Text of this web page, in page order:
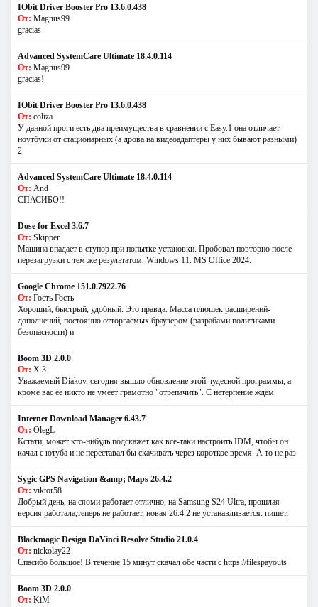
IObit Driver Booster Pro 13.6.0.438
От: Magnus99
gracias
Advanced SystemCare Ultimate 18.4.0.114
От: Magnus99
gracias!
IObit Driver Booster Pro 13.6.0.438
От: coliza
У данной проги есть два преимущества в сравнении с Easy.1 она отличает
ноутбуки от стационарных (а дрова на видеоадаптеры у них бывают разными)
2
Advanced SystemCare Ultimate 18.4.0.114
От: And
СПАСИБО!!
Dose for Excel 3.6.7
От: Skipper
Машина впадает в ступор при попытке установки. Пробовал повторно после
перезагрузки с тем же результатом. Windows 11. MS Offiсe 2024.
Google Chrome 151.0.7922.76
От: Гость Гость
Хороший, быстрый, удобный. Это правда. Масса плюшек расширений-
дополнений, постоянно отторгаемых браузером (разрабами политиками
безопасности) и
Boom 3D 2.0.0
От: Х.З.
Уважаемый Diakov, сегодня вышло обновление этой чудесной программы, а
кроме вас её никто не умеет грамотно "отрепачить". С нетерпение ждём
Internet Download Manager 6.43.7
От: OlegL
Кстати, может кто-нибудь подскажет как все-таки настроить IDM, чтобы он
качал с ютуба и не переставал бы скачивать через короткое время. А то не раз
Sygic GPS Navigation &amp; Maps 26.4.2
От: viktor58
Добрый день, на сяоми работает отлично, на Samsung S24 Ultra, прошлая
версия работала,теперь не работает, новая 26.4.2 не устанавливается. пишет,
Blackmagic Design DaVinci Resolve Studio 21.0.4
От: nickolay22
Спасибо большое! В течение 15 минут скачал обе части с https://filespayouts
Boom 3D 2.0.0
От: KiM